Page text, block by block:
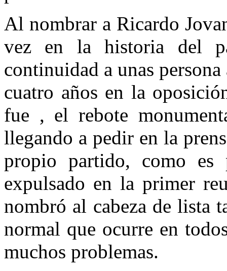
Al nombrar a Ricardo
vez en la historia del
continuidad a unas
cuatro años en la
fue , el rebote
llegando a pedir en la
propio partido, como es
expulsado en la primer
nombró al cabeza de lista
normal que ocurre en
muchos problemas.